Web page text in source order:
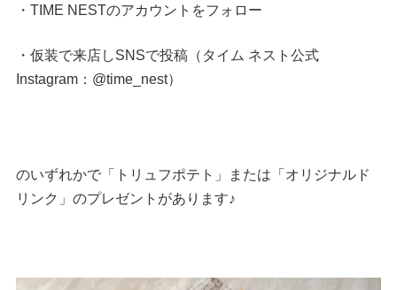
・TIME NESTのアカウントをフォロー
・仮装で来店しSNSで投稿（タイム ネスト公式
Instagram： @time_nest）
のいずれかで「トリュフポテト」または「オリジナルド
リンク」のプレゼントがあります♪